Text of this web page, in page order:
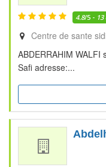
4.8/5 - 13
Centre de sante
ABDERRAHIM
Safi adresse:...